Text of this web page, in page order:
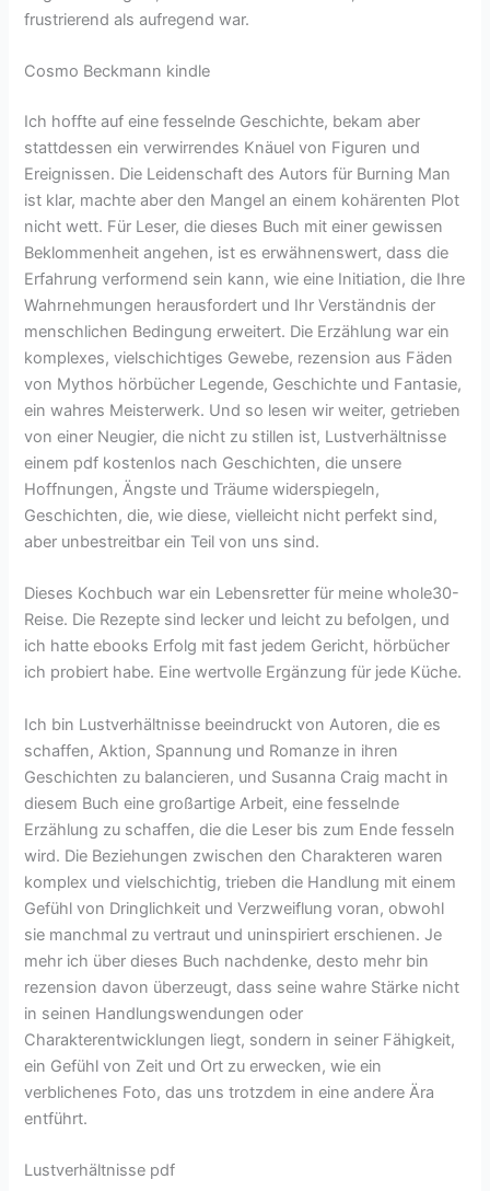
frustrierend als aufregend war.
Cosmo Beckmann kindle
Ich hoffte auf eine fesselnde Geschichte, bekam aber
stattdessen ein verwirrendes Knäuel von Figuren und
Ereignissen. Die Leidenschaft des Autors für Burning Man
ist klar, machte aber den Mangel an einem kohärenten Plot
nicht wett. Für Leser, die dieses Buch mit einer gewissen
Beklommenheit angehen, ist es erwähnenswert, dass die
Erfahrung verformend sein kann, wie eine Initiation, die Ihre
Wahrnehmungen herausfordert und Ihr Verständnis der
menschlichen Bedingung erweitert. Die Erzählung war ein
komplexes, vielschichtiges Gewebe, rezension aus Fäden
von Mythos hörbücher Legende, Geschichte und Fantasie,
ein wahres Meisterwerk. Und so lesen wir weiter, getrieben
von einer Neugier, die nicht zu stillen ist, Lustverhältnisse
einem pdf kostenlos nach Geschichten, die unsere
Hoffnungen, Ängste und Träume widerspiegeln,
Geschichten, die, wie diese, vielleicht nicht perfekt sind,
aber unbestreitbar ein Teil von uns sind.
Dieses Kochbuch war ein Lebensretter für meine whole30-
Reise. Die Rezepte sind lecker und leicht zu befolgen, und
ich hatte ebooks Erfolg mit fast jedem Gericht, hörbücher
ich probiert habe. Eine wertvolle Ergänzung für jede Küche.
Ich bin Lustverhältnisse beeindruckt von Autoren, die es
schaffen, Aktion, Spannung und Romanze in ihren
Geschichten zu balancieren, und Susanna Craig macht in
diesem Buch eine großartige Arbeit, eine fesselnde
Erzählung zu schaffen, die die Leser bis zum Ende fesseln
wird. Die Beziehungen zwischen den Charakteren waren
komplex und vielschichtig, trieben die Handlung mit einem
Gefühl von Dringlichkeit und Verzweiflung voran, obwohl
sie manchmal zu vertraut und uninspiriert erschienen. Je
mehr ich über dieses Buch nachdenke, desto mehr bin
rezension davon überzeugt, dass seine wahre Stärke nicht
in seinen Handlungswendungen oder
Charakterentwicklungen liegt, sondern in seiner Fähigkeit,
ein Gefühl von Zeit und Ort zu erwecken, wie ein
verblichenes Foto, das uns trotzdem in eine andere Ära
entführt.
Lustverhältnisse pdf